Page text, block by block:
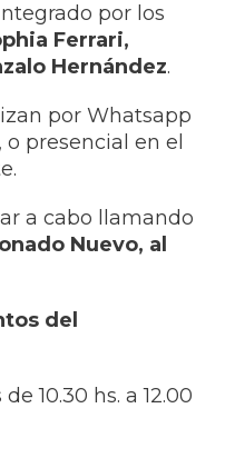
por los
Ferrari,
Hernández.
por Whatsapp
, o presencial en el
a cabo llamando
Nuevo, al
del
10.30 hs. a 12.00